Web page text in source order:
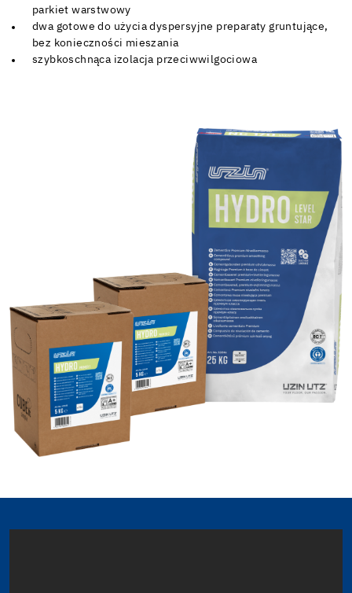
parkiet warstwowy
dwa gotowe do użycia dyspersyjne preparaty gruntujące,
bez konieczności mieszania
szybkoschnąca izolacja przeciwwilgociowa